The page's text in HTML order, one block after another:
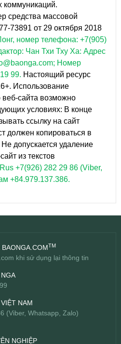
коммуникаций.
средства массовой
73891 от 29 октября 2018
номер телефона: +7(905)
Чан Тхи Тху Ха: Адрес
Номер
99. Настоящий ресурс
Использование
сайта возможно
условиях: В конце
ссылку на сайт
должен копироваться в
допускается удаление
из текстов
+7(926) 282 29 86 (Viber,
+84.979.137.386.
TM
khi sử dụng lại thông tin
1999
NAM
(Viber, Whatsapp, Zalo)
NGHIỆP